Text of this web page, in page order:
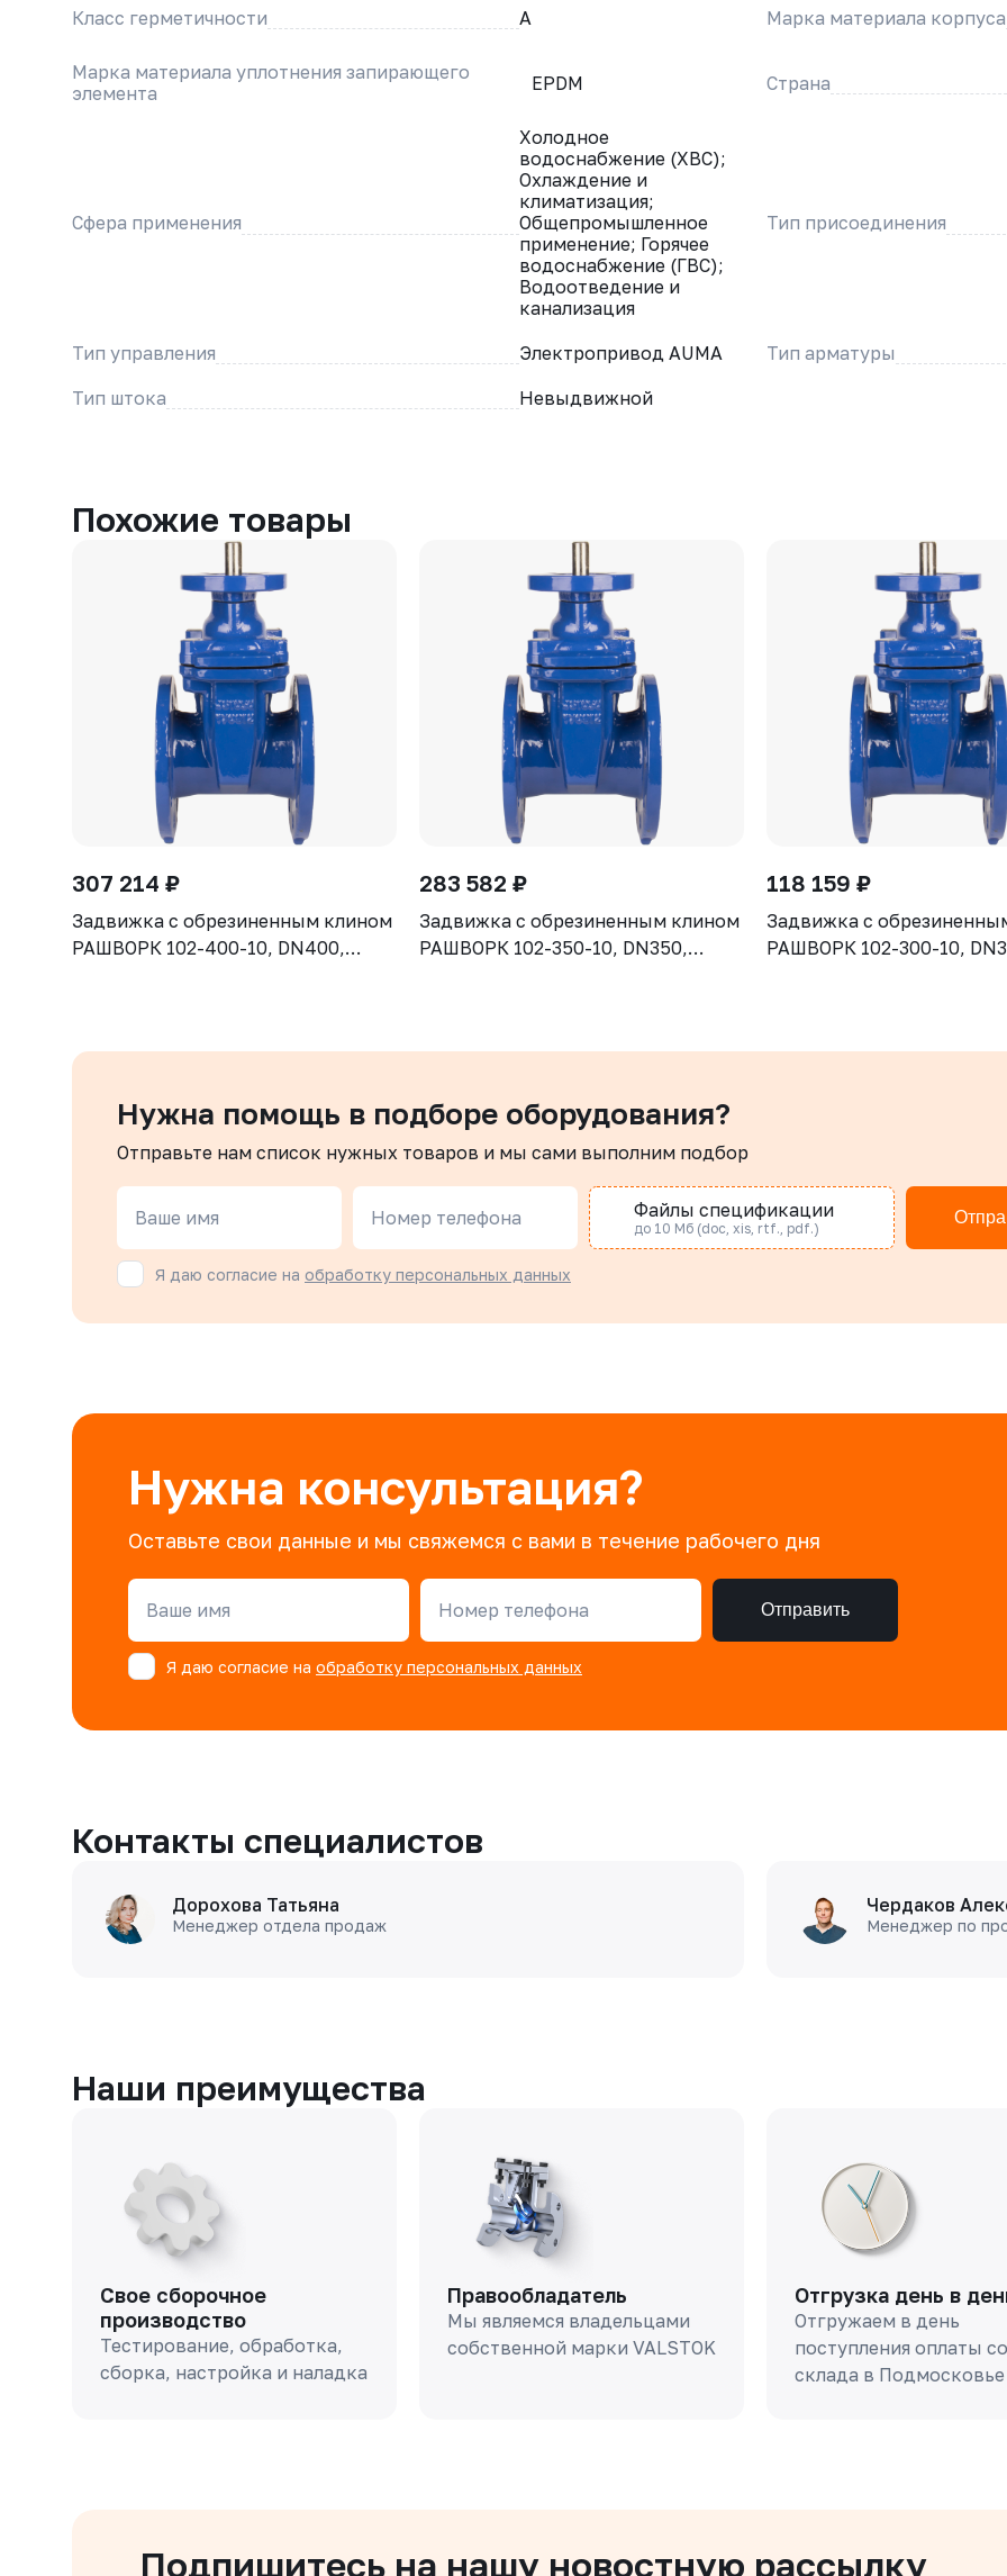
Класс герметичности A Марка материала корпуса
Марка материала уплотнения запирающего
элемента
EPDM Страна
Сфера применения
Холодное
водоснабжение (ХВС);
Охлаждение и
климатизация;
Общепромышленное
применение; Горячее
водоснабжение (ГВС);
Водоотведение и
канализация
Тип присоединения
Тип управления Электропривод AUMA
Тип арматуры
Тип штока
Невыдвижной
Похожие товары
307 214 ₽
Задвижка с обрезиненным клином
РАШВОРК 102-400-10, DN400,
283 582 ₽
Задвижка с обрезиненным клином
РАШВОРК 102-350-10, DN350,
118 159 ₽
Задвижка с
РАШВОРК 102-300-10,
Нужна помощь в подборе оборудования?
Отправьте нам список нужных товаров и мы сами выполним подбор
Ваше имя Номер телефона Файлы спецификации
до 10 Мб (doc, xis, rtf., pdf.)
Я даю согласие на обработку персональных данных
Нужна консультация?
Оставьте свои данные и мы свяжемся с вами в течение рабочего дня
Ваше имя Номер телефона Отправить
Я даю согласие на обработку персональных данных
Контакты специалистов
Дорохова Татьяна
Менеджер отдела продаж
Чердаков
Менеджер по
Наши преимущества
Свое сборочное
производство
Тестирование, обработка,
сборка, настройка и наладка
Правообладатель
Мы являемся владельцами
собственной марки VALSTOK
Отгрузка день в
Отгружаем в день
поступления оплаты со
склада в Подмосковье
Подпишитесь на нашу новостную рассылку